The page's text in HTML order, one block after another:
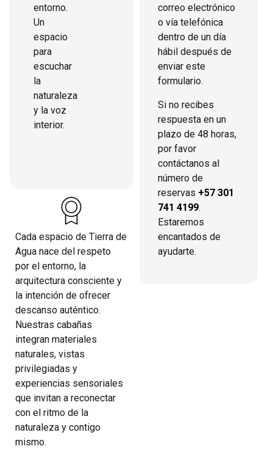
entorno.
Un
espacio
para
escuchar
la
naturaleza
y la voz
interior.
Cada espacio de Tierra de
Agua nace del respeto
por el entorno, la
arquitectura consciente y
la intención de ofrecer
descanso auténtico.
Nuestras cabañas
integran materiales
naturales, vistas
privilegiadas y
experiencias sensoriales
que invitan a reconectar
con el ritmo de la
naturaleza y contigo
mismo.
correo electrónico
o vía telefónica
dentro de un día
hábil después de
enviar este
formulario.
Si no recibes
respuesta en un
plazo de 48 horas,
por favor
contáctanos al
número de
reservas +57 301
741 4199.
Estaremos
encantados de
ayudarte.